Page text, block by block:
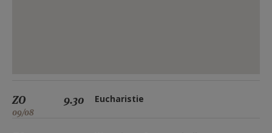
ZO
09/08
9.30 Eucharistie